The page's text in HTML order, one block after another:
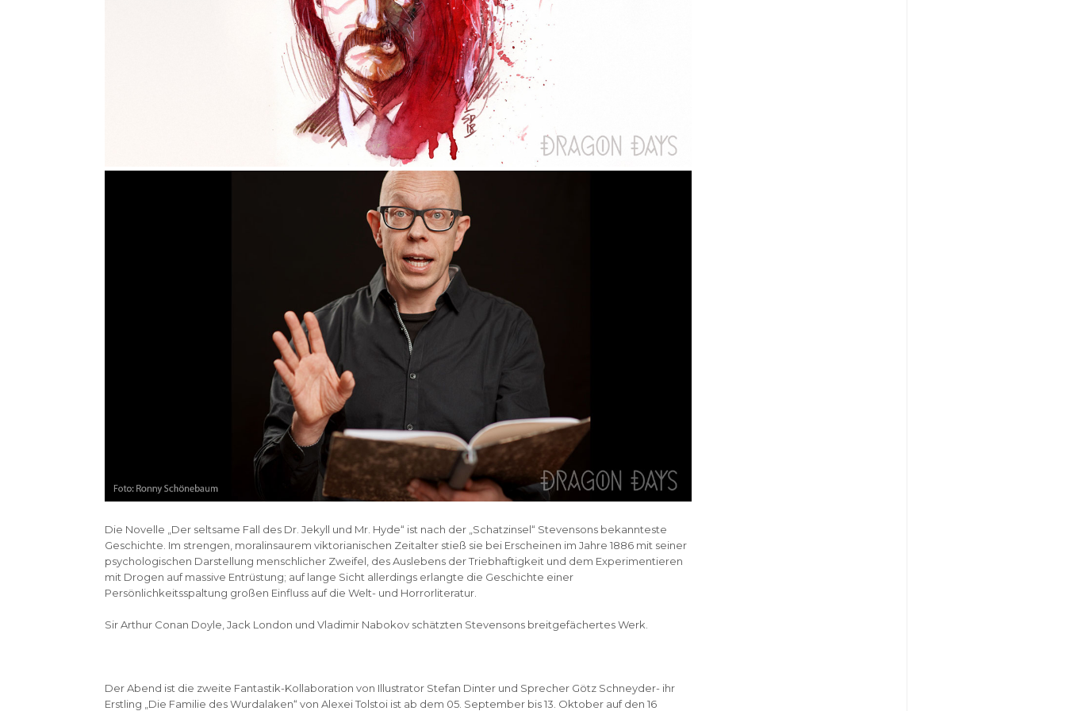
Die Novelle „Der seltsame Fall des Dr. Jekyll und Mr. Hyde“ ist nach der „Schatzinsel“ Stevensons bekannteste
Geschichte. Im strengen, moralinsaurem viktorianischen Zeitalter stieß sie bei Erscheinen im Jahre 1886 mit seiner
psychologischen Darstellung menschlicher Zweifel, des Auslebens der Triebhaftigkeit und dem Experimentieren
mit Drogen auf massive Entrüstung; auf lange Sicht allerdings erlangte die Geschichte einer
Persönlichkeitsspaltung großen Einfluss auf die Welt- und Horrorliteratur.
Sir Arthur Conan Doyle, Jack London und Vladimir Nabokov schätzten Stevensons breitgefächertes Werk.
Der Abend ist die zweite Fantastik-Kollaboration von Illustrator Stefan Dinter und Sprecher Götz Schneyder- ihr
Erstling „Die Familie des Wurdalaken“ von Alexei Tolstoi ist ab dem 05. September bis 13. Oktober auf den 16